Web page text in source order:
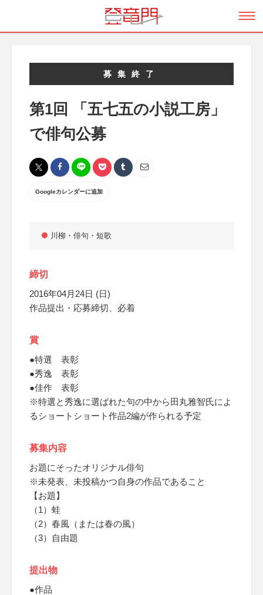
募集終了
第1回 「五七五の小説工房」
で俳句公募
Googleカレンダーに追加
川柳・俳句・短歌
締切
2016年04月24日 (日)
作品提出・応募締切、必着
賞
●特選 表彰
●秀逸 表彰
●佳作 表彰
※特選と秀逸に選ばれた句の中から田丸雅智氏によ
るショートショート作品2編が作られる予定
募集内容
お題にそったオリジナル俳句
※未発表、未投稿かつ自身の作品であること
【お題】
（1）蛙
（2）春風（または春の風）
（3）自由題
提出物
●作品